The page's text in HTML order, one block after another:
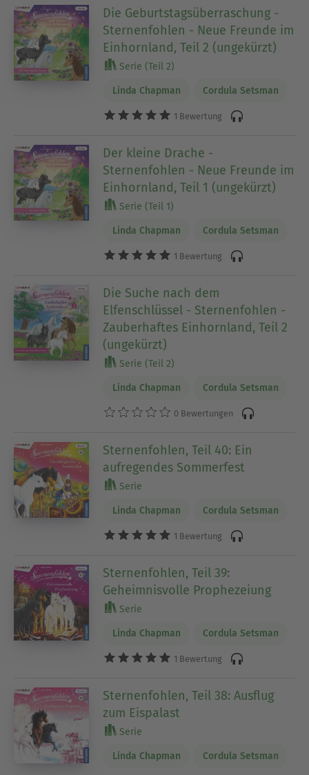
Die Geburtstagsüberraschung -
Sternenfohlen - Neue Freunde im
Einhornland, Teil 2 (ungekürzt)
Serie (Teil 2)
Linda Chapman Cordula Setsman
1 Bewertung
Der kleine Drache -
Sternenfohlen - Neue Freunde im
Einhornland, Teil 1 (ungekürzt)
Serie (Teil 1)
Linda Chapman Cordula Setsman
1 Bewertung
Die Suche nach dem
Elfenschlüssel - Sternenfohlen -
Zauberhaftes Einhornland, Teil 2
(ungekürzt)
Serie (Teil 2)
Linda Chapman Cordula Setsman
0 Bewertungen
Sternenfohlen, Teil 40: Ein
aufregendes Sommerfest
Serie
Linda Chapman Cordula Setsman
1 Bewertung
Sternenfohlen, Teil 39:
Geheimnisvolle Prophezeiung
Serie
Linda Chapman Cordula Setsman
1 Bewertung
Sternenfohlen, Teil 38: Ausflug
zum Eispalast
Serie
Linda Chapman Cordula Setsman